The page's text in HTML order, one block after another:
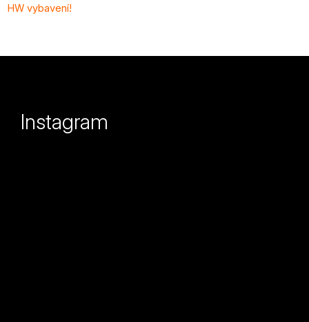
HW vybavení!
Instagram